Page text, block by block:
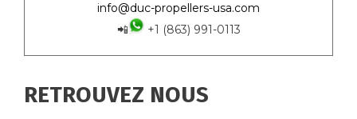
info@duc-propellers-usa.com
📲
+1 (863) 991-0113
RETROUVEZ NOUS